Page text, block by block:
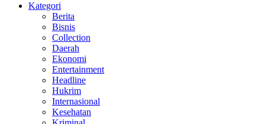
Kategori
Berita
Bisnis
Collection
Daerah
Ekonomi
Entertainment
Headline
Hukrim
Internasional
Kesehatan